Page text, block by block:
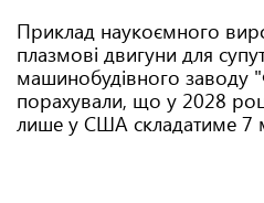
Приклад наукоємного
плазмові двигуни для
машинобудівного заводу
порахували, що у 2028
лише у США складатиме 7